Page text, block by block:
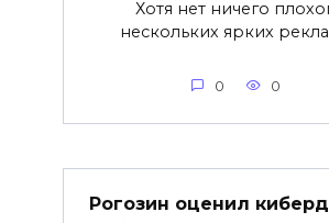
Хотя нет ничего
нескольких ярких
0 0
Рогозин оценил